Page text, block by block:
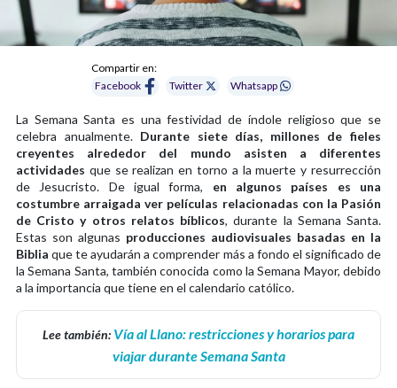
Compartir en:
Facebook
Twitter Whatsapp
La Semana Santa es una festividad de índole religioso que se
celebra anualmente. Durante siete días, millones de fieles
creyentes alrededor del mundo asisten a diferentes
actividades que se realizan en torno a la muerte y resurrección
de Jesucristo. De igual forma, en algunos países es una
costumbre arraigada ver películas relacionadas con la Pasión
de Cristo y otros relatos bíblicos, durante la Semana Santa.
Estas son algunas producciones audiovisuales basadas en la
Bibliaque te ayudarán a comprender más a fondo el significado de
la Semana Santa, también conocida como la Semana Mayor, debido
a la importancia que tiene en el calendario católico.
Lee también: Vía al Llano: restricciones y horarios para
viajar durante Semana Santa